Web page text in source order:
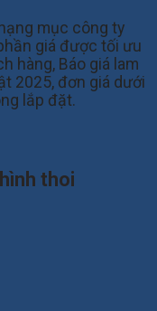
mục công ty
giá được tối ưu
hàng, Báo giá lam
2025, đơn giá dưới
lắp đặt.
thoi